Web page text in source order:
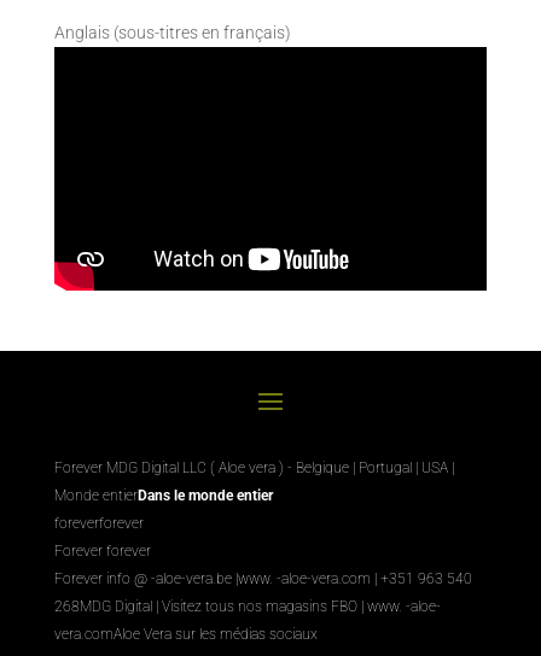
Anglais (sous-titres en français)
Forever MDG Digital LLC ( Aloe vera ) - Belgique | Portugal | USA |
Monde entierDans le monde entier
foreverforever
Forever forever
Forever info @ -aloe-vera.be |www. -aloe-vera.com | +351 963 540
268MDG Digital| Visitez tous nos magasins FBO| www. -aloe-
vera.comAloe Vera sur les médias sociaux